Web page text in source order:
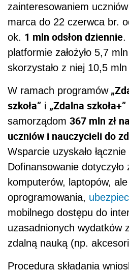
zainteresowaniem
marca do 22 czerwca br.
ok. 1 mln odsłon dziennie.
platformie założyło 5,7
skorzystało z niej 10,5
W ramach programów
szkoła” i „Zdalna szkoła+”
samorządom 367 mln zł
uczniów i nauczycieli do
Wsparcie uzyskało
Dofinansowanie
komputerów, laptopów,
oprogramowania,
mobilnego dostępu do
uzasadnionych wydatków
zdalną nauką (np.
Procedura składania